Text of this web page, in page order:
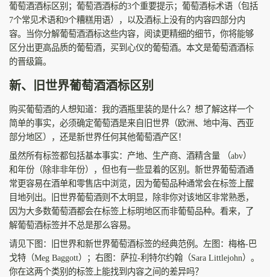
葡萄酒酒标区别；葡萄酒酒标的3个重要提示；葡萄酒标术语（包括
7个常见术语和9个糟糕用语），以及酒标上没有的内容四部分内
容。当你分解葡萄酒酒标这些内容，阅读更精细的细节，你将能够
区分出更高品质的葡萄酒，买到心仪的葡萄酒。本文是葡萄酒酒标
的晋级篇。
新、旧世界葡萄酒酒标区别
购买葡萄酒的人想知道：我的酒瓶里装的是什么？想了解这样一个
简单的事实，必须确定葡萄酒是来自旧世界（欧洲、地中海、西亚
部分地区），还是新世界任何其他葡萄酒产区！
虽然所有标签都包括基本事实：产地、生产商、酒精含量 （abv）
和年份（除非非年份），但也有一些显着的区别。新世界葡萄酒通
常更容易在酒单和零售店中浏览，因为葡萄品种通常会在标签上醒
目地列出。旧世界葡萄酒则不太明显，除非你对该地区非常熟悉，
因为大多数葡萄酒都会在标签上标明地区而非葡萄品种。看来，了
解葡萄酒标签并不总是那么容易。
请见下图：旧世界和新世界葡萄酒标签的经典范例。左图：梅格-巴
戈特（Meg Baggott）；右图：萨拉-利特尔约翰（Sara Littlejohn）。
你在这两个类别的标签上能找到内容之间的差异吗？